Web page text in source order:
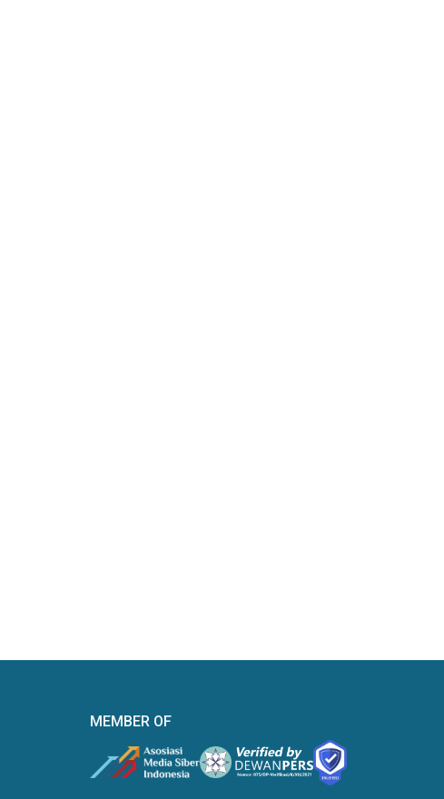
MEMBER OF